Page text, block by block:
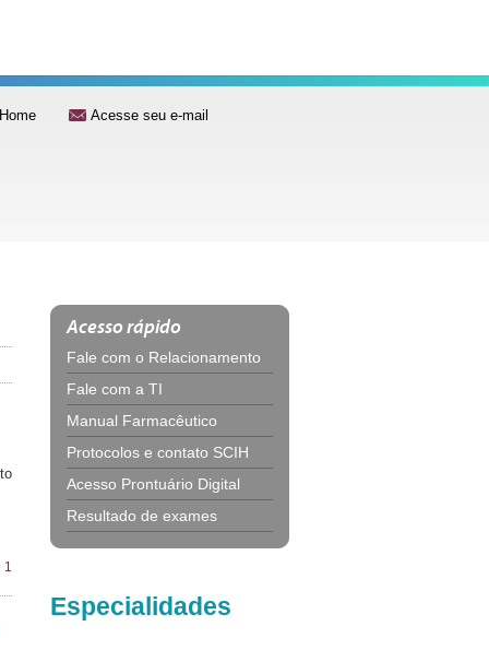
Home Acesse seu e-mail
Acesso rápido
Fale com o Relacionamento
Fale com a TI
Manual Farmacêutico
Protocolos e contato SCIH
Acesso Prontuário Digital
Resultado de exames
Especialidades